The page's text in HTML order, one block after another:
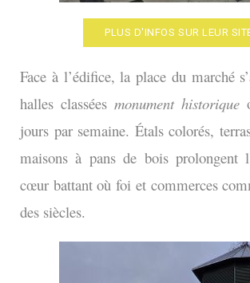
PLUS D'INFOS SUR LEUR
Face à l’édifice, la place du marché
halles classées monument historique
jours par semaine. Étals colorés,
maisons à pans de bois prolongent
cœur battant où foi et commerces
des siècles.